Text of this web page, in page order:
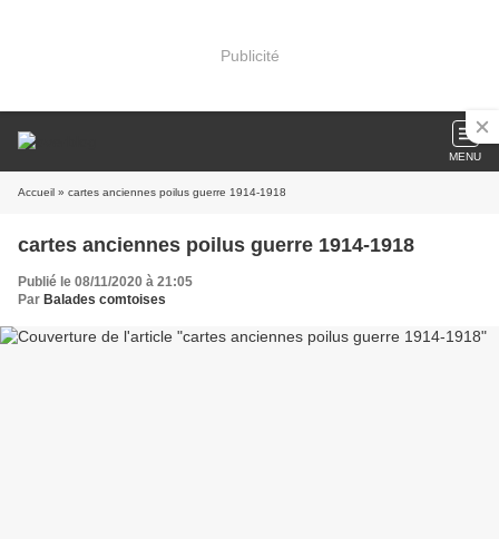
Publicité
MENU
Accueil » cartes anciennes poilus guerre 1914-1918
cartes anciennes poilus guerre 1914-1918
Publié le 08/11/2020 à 21:05
Par Balades comtoises